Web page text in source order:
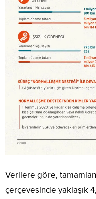
Verilere göre,
çerçevesinde yaklaşık